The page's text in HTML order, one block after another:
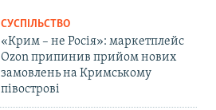
СУСПІЛЬСТВО
«Крим – не Росія»: маркетплейс
Ozon припинив прийом нових
замовлень на Кримському
півострові